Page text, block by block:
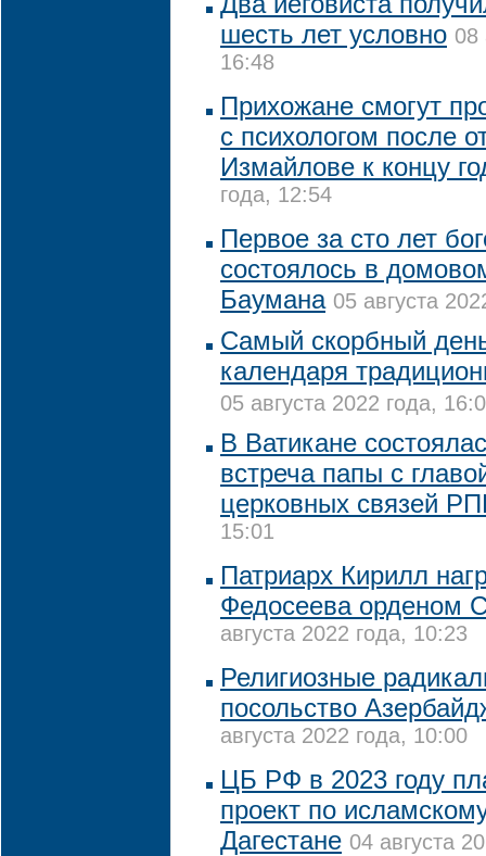
шесть лет условно 08
16:48
Прихожане смогут
с психологом после
Измайлове к концу
года, 12:54
Первое за сто лет
состоялось в
Баумана 05 августа
Самый скорбный
календаря
05 августа 2022 года,
В Ватикане
встреча папы с
церковных связей
15:01
Патриарх Кирилл
Федосеева орденом
августа 2022 года, 10:23
Религиозные
посольство
августа 2022 года, 10:00
ЦБ РФ в 2023 году
проект по
Дагестане 04 августа